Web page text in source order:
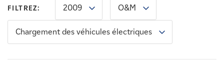
Nouvelles
Contactez-nous
FILTREZ: 2009 O&M
Chargement des véhicules électriques